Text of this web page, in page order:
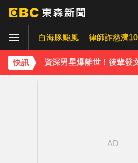
白海豚颱風 律師詐慈濟
快訊
資深男星爆離世！後輩發